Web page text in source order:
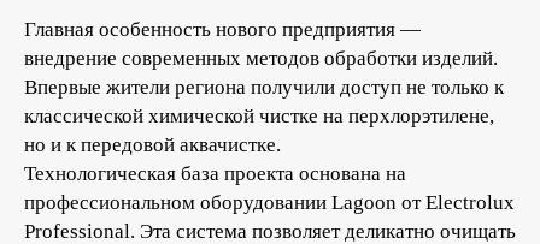
Главная особенность нового предприятия —
внедрение современных методов обработки изделий.
Впервые жители региона получили доступ не только к
классической химической чистке на перхлорэтилене,
но и к передовой аквачистке.
Технологическая база проекта основана на
профессиональном оборудовании Lagoon от Electrolux
Professional. Эта система позволяет деликатно очищать